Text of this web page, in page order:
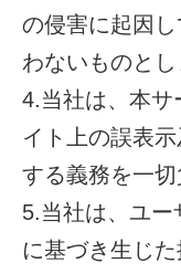
の侵害に起因
わないものとし
4.当社は、本サ
イト上の誤表
する義務を一切
5.当社は、ユ
に基づき生じ